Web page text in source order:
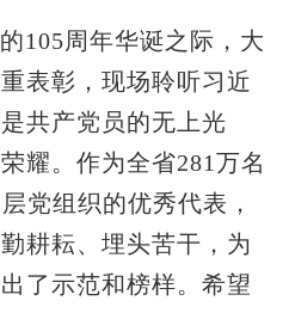
105周年华诞之际，大
表彰，现场聆听习近
共产党员的无上光
耀。作为全省281万名
党组织的优秀代表，
耕耘、埋头苦干，为
了示范和榜样。希望